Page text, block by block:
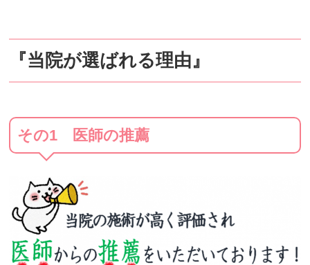
『当院が選ばれる理由』
その1 医師の推薦